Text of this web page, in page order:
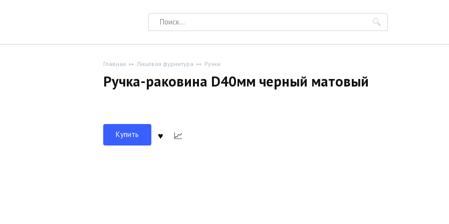
Search
for:
Главная Лицевая фурнитура Ручки
Ручка-раковина D40мм черный матовый
Купить